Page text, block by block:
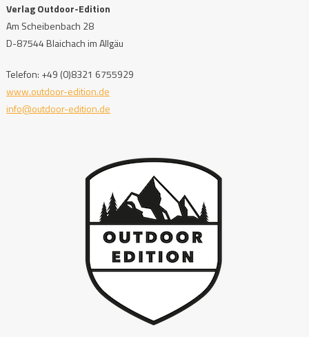
Verlag Outdoor-Edition
Am Scheibenbach 28
D-87544 Blaichach im Allgäu
Telefon: +49 (0)8321 6755929
www.outdoor-edition.de
info@outdoor-edition.de